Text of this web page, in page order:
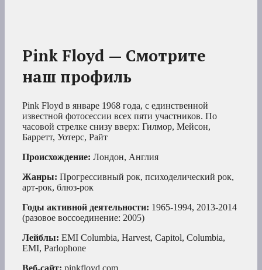
Pink Floyd — Смотрите
наш профиль
Pink Floyd в январе 1968 года, с единственной
известной фотосессии всех пяти участников. По
часовой стрелке снизу вверх: Гилмор, Мейсон,
Барретт, Уотерс, Райт
Происхождение: Лондон, Англия
Жанры: Прогрессивный рок, психоделический рок,
арт-рок, блюз-рок
Годы активной деятельности: 1965-1994, 2013-2014
(разовое воссоединение: 2005)
Лейблы: EMI Columbia, Harvest, Capitol, Columbia,
EMI, Parlophone
Веб-сайт: pinkfloyd.com